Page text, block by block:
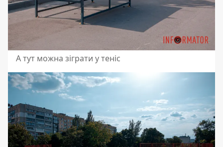
А тут можна зіграти у теніс